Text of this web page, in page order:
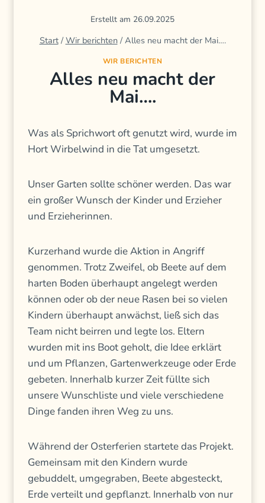
Erstellt am 26.09.2025
Start / Wir berichten / Alles neu macht der Mai….
WIR BERICHTEN
Alles neu macht der
Mai….
Was als Sprichwort oft genutzt wird, wurde im
Hort Wirbelwind in die Tat umgesetzt.
Unser Garten sollte schöner werden. Das war
ein großer Wunsch der Kinder und Erzieher
und Erzieherinnen.
Kurzerhand wurde die Aktion in Angriff
genommen. Trotz Zweifel, ob Beete auf dem
harten Boden überhaupt angelegt werden
können oder ob der neue Rasen bei so vielen
Kindern überhaupt anwächst, ließ sich das
Team nicht beirren und legte los. Eltern
wurden mit ins Boot geholt, die Idee erklärt
und um Pflanzen, Gartenwerkzeuge oder Erde
gebeten. Innerhalb kurzer Zeit füllte sich
unsere Wunschliste und viele verschiedene
Dinge fanden ihren Weg zu uns.
Während der Osterferien startete das Projekt.
Gemeinsam mit den Kindern wurde
gebuddelt, umgegraben, Beete abgesteckt,
Erde verteilt und gepflanzt. Innerhalb von nur